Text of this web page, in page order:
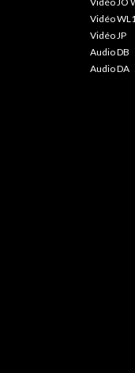
Vidéo
Vidéo JP
Audio DB
Audio DA